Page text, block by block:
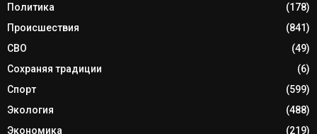
Политика
(178)
Происшествия
(841)
СВО
(49)
Сохраняя традиции
(6)
Спорт
(599)
Экология
(488)
Экономика
(219)